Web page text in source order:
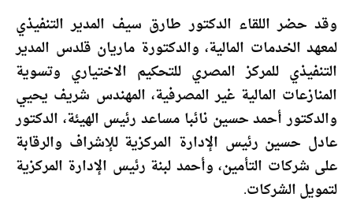
وقد حضر اللقاء الدكتور طارق سيف المدير التنفيذي
لمعهد الخدمات المالية، والدكتورة ماريان قلدس المدير
التنفيذي للمركز المصري للتحكيم الاختياري وتسوية
المنازعات المالية غير المصرفية، المهندس شريف يحيي
والدكتور أحمد حسين نائبا مساعد رئيس الهيئة، الدكتور
عادل حسين رئيس الإدارة المركزية للإشراف والرقابة
على شركات التأمين، وأحمد لبنة رئيس الإدارة المركزية
لتمويل الشركات.